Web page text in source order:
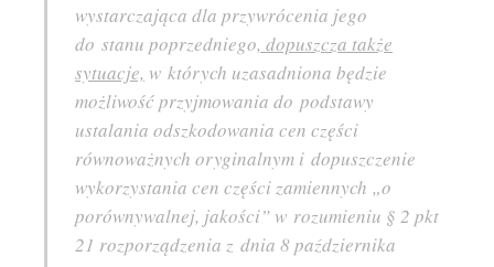
wystarczająca dla przywrócenia jego
do stanu poprzedniego, dopuszcza także
sytuacje, w których uzasadniona będzie
możliwość przyjmowania do podstawy
ustalania odszkodowania cen części
równoważnych oryginalnym i dopuszczenie
wykorzystania cen części zamiennych „o
porównywalnej, jakości” w rozumieniu § 2 pkt
21 rozporządzenia z dnia 8 października